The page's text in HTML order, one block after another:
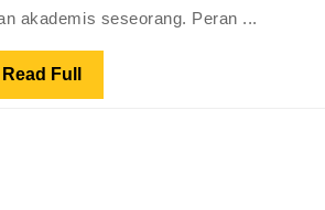
akademis seseorang. Peran ...
Read Full Read
Full